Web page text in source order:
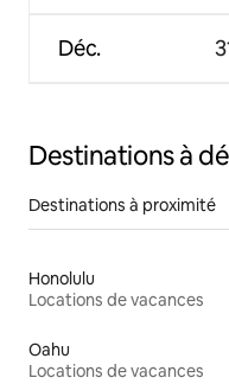
Déc.
Destinations à
Destinations à proximité
Honolulu
Locations de vacances
Oahu
Locations de vacances